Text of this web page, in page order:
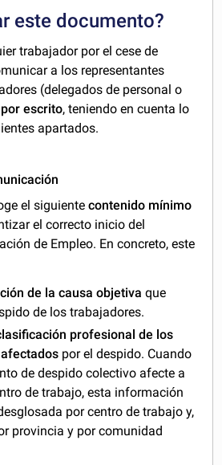
este documento?
trabajador por el cese de
a los representantes
(delegados de personal o
por escrito, teniendo en cuenta lo
apartados.
el siguientecontenido mínimo
el correcto inicio del
de Empleo. En concreto, este
de la causa objetiva que
de los trabajadores.
profesional de los
por el despido. Cuando
de despido colectivo afecte a
de trabajo, esta información
por centro de trabajo y,
provincia y por comunidad